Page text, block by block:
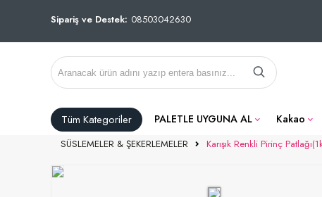
Sipariş ve Destek: 08503042630
Tüm Kategoriler PALETLE UYGUNA AL Kakao
SÜSLEMELER & ŞEKERLEMELER Karışık Renkli Pirinç